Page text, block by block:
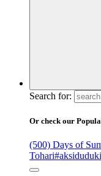
Search for:
Or check our
(500) Days of
Tohari